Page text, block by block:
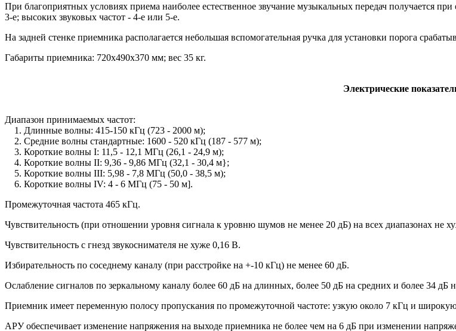
При благоприятных условиях приема наиболее естественное звучание музыкальных передач получается
3-е; высоких звуковых частот - 4-е или 5-е.
На задней стенке приемника располагается небольшая вспомогательная ручка для установки порога
Габариты приемника: 720х490х370 мм; вес 35 кг.
Электрические
Диапазон принимаемых частот:
1. Длинные волны: 415-150 кГц (723 - 2000 м);
2. Средние волны стандартные: 1600 - 520 кГц (187 - 577 м);
3. Короткие волны I: 11,5 - 12,1 МГц (26,1 - 24,9 м);
4. Короткие волны II: 9,36 - 9,86 МГц (32,1 - 30,4 м};
5. Короткие волны III: 5,98 - 7,8 МГц (50,0 - 38,5 м);
6. Короткие волны IV: 4 - 6 МГц (75 - 50 м].
Промежуточная частота 465 кГц.
Чувствительность (при отношении уровня сигнала к уровню шумов не менее 20 дБ) на всех диапазонах не
Чувствительность с гнезд звукоснимателя не хуже 0,16 В.
Избирательность по соседнему каналу (при расстройке на +-10 кГц) не менее 60 дБ.
Ослабление сигналов по зеркальному каналу более 60 дБ на длинных, более 50 дБ на средних и более 34
Приемник имеет переменную полосу пропускания по промежуточной частоте: узкую около 7 кГц и
АРУ обеспечивает изменение напряжения на выходе приемника не более чем на 6 дБ при изменении